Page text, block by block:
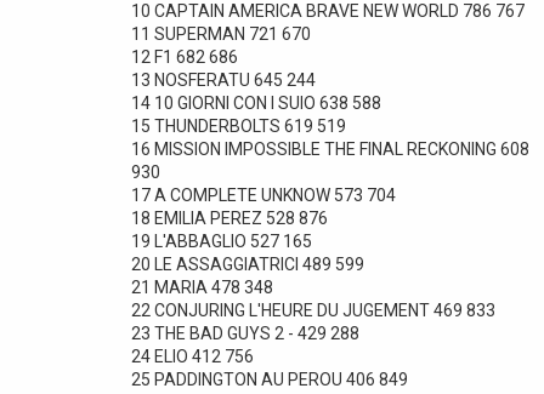
10 CAPTAIN AMERICA BRAVE NEW WORLD 786 767
11 SUPERMAN 721 670
12 F1 682 686
13 NOSFERATU 645 244
14 10 GIORNI CON I SUIO 638 588
15 THUNDERBOLTS 619 519
16 MISSION IMPOSSIBLE THE FINAL RECKONING 608
930
17 A COMPLETE UNKNOW 573 704
18 EMILIA PEREZ 528 876
19 L'ABBAGLIO 527 165
20 LE ASSAGGIATRICI 489 599
21 MARIA 478 348
22 CONJURING L'HEURE DU JUGEMENT 469 833
23 THE BAD GUYS 2 - 429 288
24 ELIO 412 756
25 PADDINGTON AU PEROU 406 849